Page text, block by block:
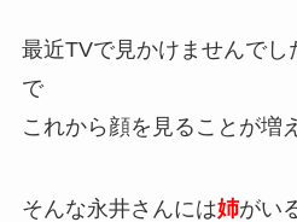
最近TVで見かけませんでし
で
これから顔を見ることが増
そんな永井さんには姉がい